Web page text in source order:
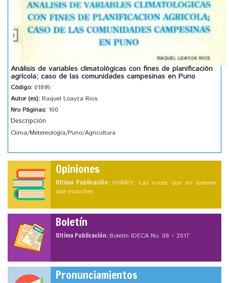
Análisis de variables climatológicas con fines de planificación
agrícola; caso de las comunidades campesinas en Puno
Código: 01895
Autor (es): Raquel Loayza Rios
Nro Páginas: 100
Descripción
Clima/Metereología/Puno/Agricultura
Opiniones
Ultima Publicación: UYARIY: Las voces que no quieren
que escuches
Boletín
Ultima Publicación:Boletín IDECA No. 08 – 2017
Pronunciamientos